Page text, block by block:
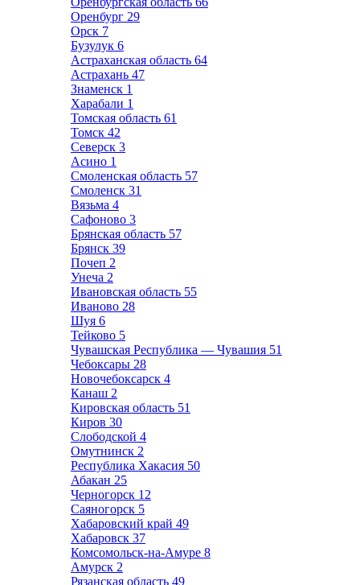
Оренбург 29
Орск 7
Бузулук 6
Астраханская область 64
Астрахань 47
Знаменск 1
Харабали 1
Томская область 61
Томск 42
Северск 3
Асино 1
Смоленская область 57
Смоленск 31
Вязьма 4
Сафоново 3
Брянская область 57
Брянск 39
Почеп 2
Унеча 2
Ивановская область 55
Иваново 28
Шуя 6
Тейково 5
Чувашская Республика — Чувашия 51
Чебоксары 28
Новочебоксарск 4
Канаш 2
Кировская область 51
Киров 30
Слободской 4
Омутнинск 2
Республика Хакасия 50
Абакан 25
Черногорск 12
Саяногорск 5
Хабаровский край 49
Хабаровск 37
Комсомольск-на-Амуре 8
Амурск 2
Рязанская область 49